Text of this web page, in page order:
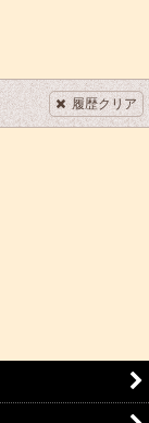
履歴クリア